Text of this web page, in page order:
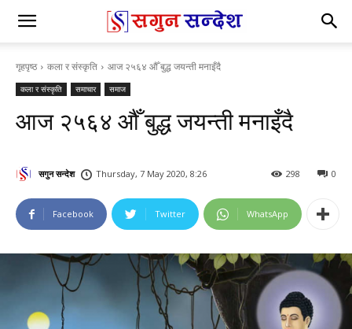
गृहपृष्ठ कला र संस्कृति आज २५६४ औँ बुद्ध जयन्ती मनाइँदै
कला र संस्कृति समाचार समाज
आज २५६४ औँ बुद्ध जयन्ती मनाइँदै
सगुन सन्देश Thursday, 7 May 2020, 8:26 0
298
Facebook Twitter WhatsApp